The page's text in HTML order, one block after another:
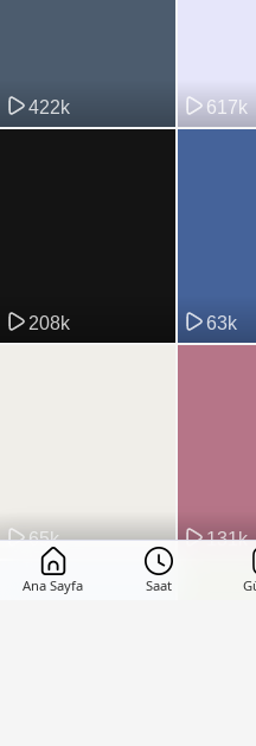
422k 617k
208k 63k
65k 131k
Ana Sayfa Saat